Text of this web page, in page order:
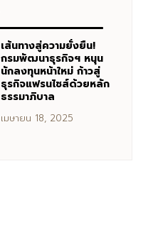
เส้นทางสู่ความยั่งยืน!
กรมพัฒนาธุรกิจฯ หนุน
นักลงทุนหน้าใหม่ ก้าวสู่
ธุรกิจแฟรนไชส์ด้วยหลัก
ธรรมาภิบาล
เมษายน 18, 2025